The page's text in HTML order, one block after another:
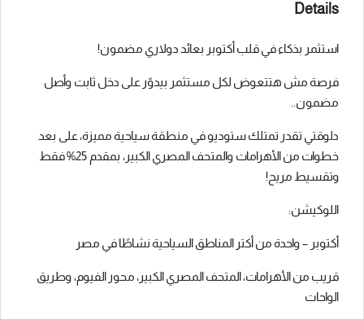
Details
استثمر بذكاء في قلب أكتوبر بعائد دولاري مضمون!
فرصة مش هتتعوض لكل مستثمر بيدوّر على دخل ثابت وأصل
مضمون..
دلوقتي تقدر تمتلك ستوديو في منطقة سياحية مميزة، على بعد
خطوات من الأهرامات والمتحف المصري الكبير، بمقدم 25% فقط
وتقسيط مريح!
اللوكيشن:
أكتوبر – واحدة من أكتر المناطق السياحية نشاطًا في مصر
قريب من الأهرامات، المتحف المصري الكبير، محور الفيوم، وطريق
الواحات